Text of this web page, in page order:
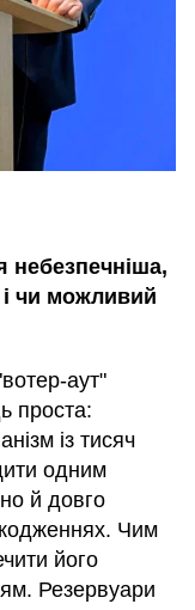
небезпечніша,
чи можливий
аут"
проста:
із тисяч
одним
й довго
Чим
його
Резервуари